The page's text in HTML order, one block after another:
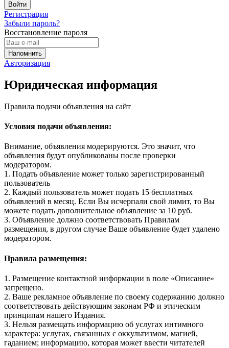
Регистрация
Забыли пароль?
Восстановление пароля
Авторизация
Юридическая информация
Правила подачи объявления на сайт
Условия подачи объявления:
Внимание, объявления модерируются. Это значит, что
объявления будут опубликованы после проверки
модератором.
1. Подать объявление может только зарегистрированный
пользователь
2. Каждый пользователь может подать 15 бесплатных
объявлений в месяц. Если Вы исчерпали свой лимит, то Вы
можете подать дополнительное объявление за 10 руб.
3. Объявление должно соответствовать Правилам
размещения, в другом случае Ваше объявление будет удалено
модератором.
Правила размещения:
1. Размещение контактной информации в поле «Описание»
запрещено.
2. Ваше рекламное объявление по своему содержанию должно
соответствовать действующим законам РФ и этическим
принципам нашего Издания.
3. Нельзя размещать информацию об услугах интимного
характера: услугах, связанных с оккультизмом, магией,
гаданием; информацию, которая может ввести читателей